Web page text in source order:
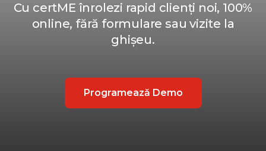
Cu certME înrolezi rapid clienți noi, 100%
online, fără formulare sau vizite la
ghișeu.
Programează Demo